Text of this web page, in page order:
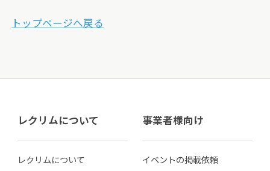
トップページへ戻る
レクリムについて
レクリムについて
事業者様向け
イベントの掲載依頼